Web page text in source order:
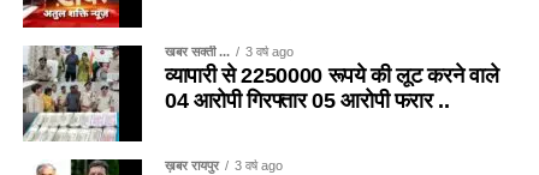
खबर सक्ती ... 3 वर्ष ago
व्यापारी से 2250000 रूपये की लूट करने वाले
04 आरोपी गिरफ्तार 05 आरोपी फरार ..
ख़बर रायपुर 3 वर्ष ago